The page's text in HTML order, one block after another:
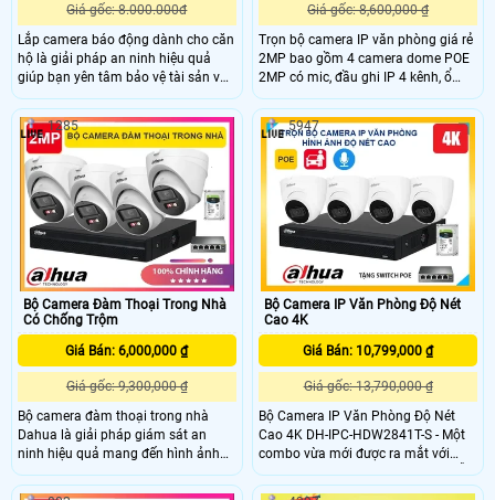
Giá gốc: 8.000.000đ
Lắp camera báo động dành cho căn
hộ là giải pháp an ninh hiệu quả
giúp bạn yên tâm bảo vệ tài sản và
người thân. Bộ camera có độ phân
giải 4MP cho hình ảnh rõ nét tích
hợp công nghệ phát hiện người
thông minh hồng ngoại có màu ban
đêm lên đến 30m và chức năng
đàm thoại 2 chiều tiện lợi. Với mức
giá rẻ, đây là lựa chọn tối ưu cho các
gia đình muốn nâng cao an ninh tiết
kiệm chi phí.
Giá gốc: 8,600,000 ₫
Trọn bộ camera IP văn phòng giá rẻ
2MP bao gồm 4 camera dome POE
2MP có mic, đầu ghi IP 4 kênh, ổ
cứng 500GB và switch POE – tất cả
chỉ với 4.950.000đ. Hình ảnh sắc
nét, thu âm rõ, dễ lắp đặt, xem từ xa
qua điện thoại, phù hợp giám sát
24/7 hiệu quả, tiết kiệm chi phí.
Bộ Camera Đàm Thoại Trong Nhà
Có Chống Trộm
Giá Bán: 6,000,000 ₫
Giá gốc: 9,300,000 ₫
Bộ camera đàm thoại trong nhà
Dahua là giải pháp giám sát an
ninh hiệu quả mang đến hình ảnh
sắc nét với độ phân giải 2MP cho
khả năng nhận diện chi tiết trong
1285
Bộ Camera IP Văn Phòng Độ Nét
Cao 4K
Giá Bán: 10,799,000 ₫
Giá gốc: 13,790,000 ₫
Bộ Camera IP Văn Phòng Độ Nét
Cao 4K DH-IPC-HDW2841T-S - Một
combo vừa mới được ra mắt với
chất lượng hình ảnh lên đến 4K, hỗ
trợ khả năng giám sát hình ảnh ban
5947